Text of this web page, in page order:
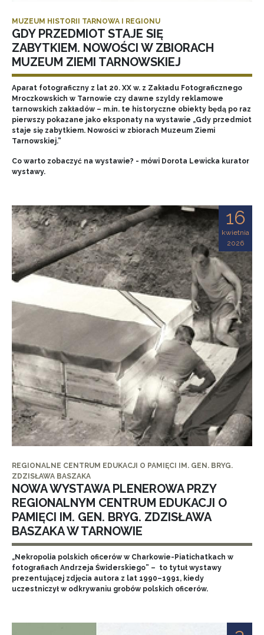
MUZEUM HISTORII TARNOWA I REGIONU
GDY PRZEDMIOT STAJE SIĘ
ZABYTKIEM. NOWOŚCI W ZBIORACH
MUZEUM ZIEMI TARNOWSKIEJ
Aparat fotograficzny z lat 20. XX w. z Zakładu Fotograficznego
Mroczkowskich w Tarnowie czy dawne szyldy reklamowe
tarnowskich zakładów – m.in. te historyczne obiekty będą po raz
pierwszy pokazane jako eksponaty na wystawie „Gdy przedmiot
staje się zabytkiem. Nowości w zbiorach Muzeum Ziemi
Tarnowskiej.”
Co warto zobaczyć na wystawie? - mówi Dorota Lewicka kurator
wystawy.
16
kwietnia
2026
REGIONALNE CENTRUM EDUKACJI O PAMIĘCI IM. GEN. BRYG.
ZDZISŁAWA BASZAKA
NOWA WYSTAWA PLENEROWA PRZY
REGIONALNYM CENTRUM EDUKACJI O
PAMIĘCI IM. GEN. BRYG. ZDZISŁAWA
BASZAKA W TARNOWIE
„Nekropolia polskich oficerów w Charkowie-Piatichatkach w
fotografiach Andrzeja Świderskiego” – to tytuł wystawy
prezentującej zdjęcia autora z lat 1990–1991, kiedy
uczestniczył w odkrywaniu grobów polskich oficerów.